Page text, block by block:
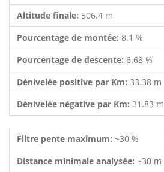
Altitude finale: 506.4 m
Pourcentage de montée: 8.1 %
Pourcentage de descente: 6.68 %
Dénivelée positive par Km: 33.38 m
Dénivelée négative par Km: 31.83 m
Filtre pente maximum: ~30 %
Distance minimale analysée: ~30 m